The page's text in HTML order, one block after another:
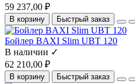
59 237,00 ₽
В корзину Быстрый заказ
Бойлер BAXI Slim UBT 120
В наличии ✓
62 210,00 ₽
В корзину Быстрый заказ